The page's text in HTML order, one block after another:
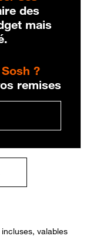
des
mais
?
remises
incluses, valables